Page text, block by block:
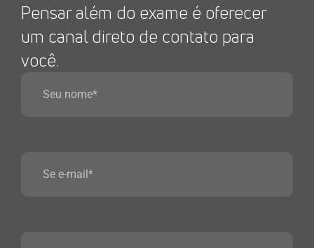
Pensar além do exame é oferecer
um canal direto de contato para
você.